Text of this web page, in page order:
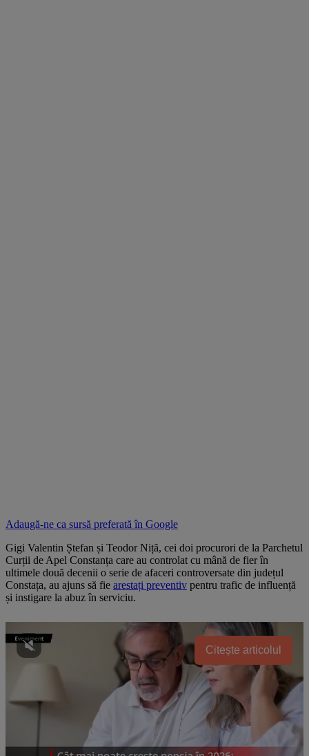
Adaugă-ne ca sursă preferată în Google
Gigi Valentin Ștefan și Teodor Niță, cei doi procurori de la Parchetul
Curții de Apel Constanța care au controlat cu mână de fier în
ultimele două decenii o serie de afaceri controversate din județul
Constața, au ajuns să fie arestați preventiv pentru trafic de influență
și instigare la abuz în serviciu.
Citește articolul